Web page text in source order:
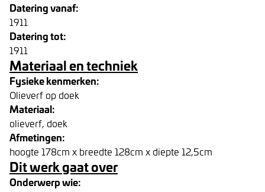
Datering vanaf:
1911
Datering tot:
1911
Materiaal en techniek
Fysieke kenmerken:
Olieverf op doek
Materiaal:
olieverf, doek
Afmetingen:
hoogte 178cm x breedte 128cm x diepte 12,5cm
Dit werk gaat over
Onderwerp wie: